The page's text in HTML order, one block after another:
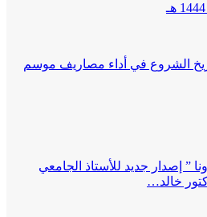
الشروع في أداء مصاريف موسم
” إصدار جديد للأستاذ الجامعي
خالد…